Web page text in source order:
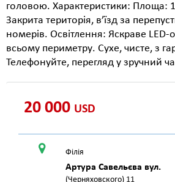
головою. Характеристики: Площа:
Закрита територія, в’їзд за
номерів. Освітлення: Яскраве LED-
всьому периметру. Сухе, чисте, з
Телефонуйте, перегляд у зручний
20 000 USD
Філія
Артура Савельєва вул.
(Черняховского) 11